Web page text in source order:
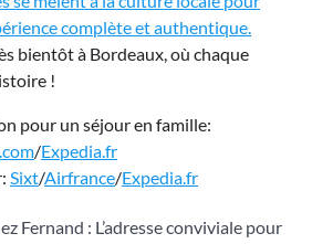
complète et authentique.
bientôt à Bordeaux, où chaque
!
pour un séjour en famille:
/Expedia.fr
Sixt/Airfrance/Expedia.fr
Fernand : L’adresse conviviale pour